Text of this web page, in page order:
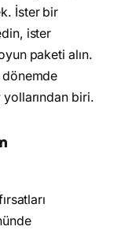
İster bir
ister
paketi alın.
dönemde
biri.